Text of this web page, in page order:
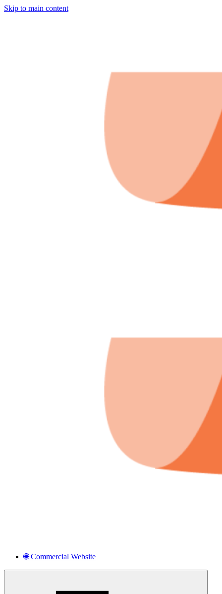
Skip to main content
🌐 Commercial Website